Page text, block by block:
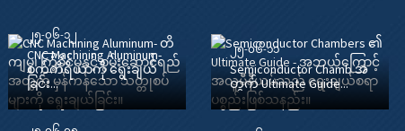
၂၅-၀၆-၁၂
CNC Machining Aluminum-
စက်ကိရိယာကို ရွေးချယ်
ခြင်း...
၂၅-၀၆-၁၁
Semiconductor Chamb အ
တွက် Ultimate Guide...